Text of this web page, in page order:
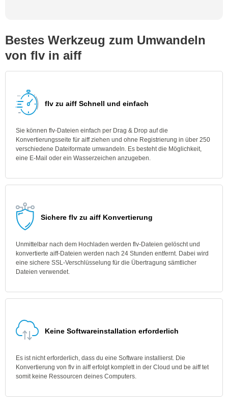
Bestes Werkzeug zum Umwandeln
von flv in aiff
flv zu aiff Schnell und einfach
Sie können flv-Dateien einfach per Drag & Drop auf die
Konvertierungsseite für aiff ziehen und ohne Registrierung in über 250
verschiedene Dateiformate umwandeln. Es besteht die Möglichkeit,
eine E-Mail oder ein Wasserzeichen anzugeben.
Sichere flv zu aiff Konvertierung
Unmittelbar nach dem Hochladen werden flv-Dateien gelöscht und
konvertierte aiff-Dateien werden nach 24 Stunden entfernt. Dabei wird
eine sichere SSL-Verschlüsselung für die Übertragung sämtlicher
Dateien verwendet.
Keine Softwareinstallation erforderlich
Es ist nicht erforderlich, dass du eine Software installierst. Die
Konvertierung von flv in aiff erfolgt komplett in der Cloud und be aiff tet
somit keine Ressourcen deines Computers.